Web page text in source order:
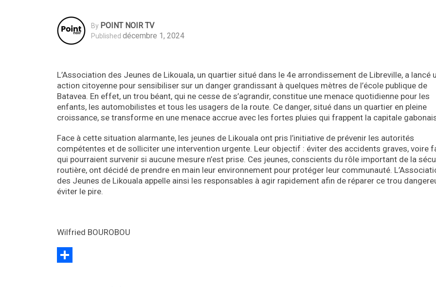
By POINT NOIR TV
Published décembre 1, 2024
L’Association des Jeunes de Likouala, un quartier situé dans le 4e arrondissement de Libreville, a lancé
action citoyenne pour sensibiliser sur un danger grandissant à quelques mètres de l’école publique de
Batavea. En effet, un trou béant, qui ne cesse de s’agrandir, constitue une menace quotidienne pour les
enfants, les automobilistes et tous les usagers de la route. Ce danger, situé dans un quartier en pleine
croissance, se transforme en une menace accrue avec les fortes pluies qui frappent la capitale
Face à cette situation alarmante, les jeunes de Likouala ont pris l’initiative de prévenir les autorités
compétentes et de solliciter une intervention urgente. Leur objectif : éviter des accidents graves, voire
qui pourraient survenir si aucune mesure n’est prise. Ces jeunes, conscients du rôle important de la
routière, ont décidé de prendre en main leur environnement pour protéger leur communauté.
des Jeunes de Likouala appelle ainsi les responsables à agir rapidement afin de réparer ce trou
éviter le pire.
Wilfried BOUROBOU